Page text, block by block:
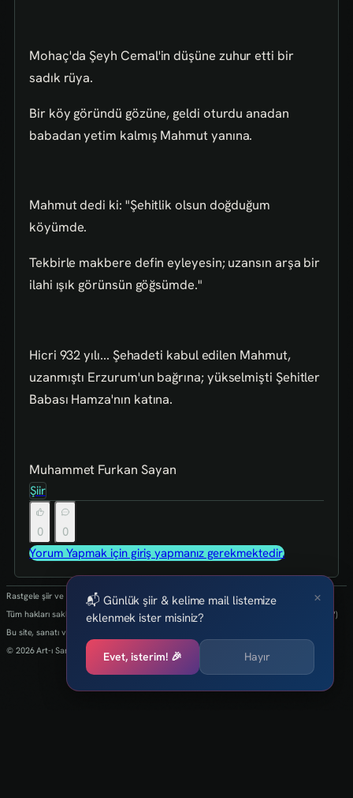
Mohaç'da Şeyh Cemal'in düşüne zuhur etti bir
sadık rüya.
Bir köy göründü gözüne, geldi oturdu anadan
babadan yetim kalmış Mahmut yanına.
Mahmut dedi ki: "Şehitlik olsun doğduğum
köyümde.
Tekbirle makbere defin eyleyesin; uzansın arşa bir
ilahi ışık görünsün göğsümde."
Hicri 932 yılı... Şehadeti kabul edilen Mahmut,
uzanmıştı Erzurum'un bağrına; yükselmişti Şehitler
Babası Hamza'nın katına.
Muhammet Furkan Sayan
Şiir
0
0
Yorum Yapmak için giriş yapmanız gerekmektedir.
Rastgele şiir ve kelimeler her 24 saatte bir yenilenmektedir.
Tüm hakları saklıdır.(biz kaybettik bulan varsa info@art-isanat.com.tr'ye mail atabilir mi?)
Bu site, sanatı ve yaratıcılığı dijital dünyaya taşıma arzusu ile kurulmuştur.
© 2026 Art-ı Sanat
×
📬 Günlük şiir & kelime mail listemize
eklenmek ister misiniz?
Evet, isterim! 🎉 Hayır